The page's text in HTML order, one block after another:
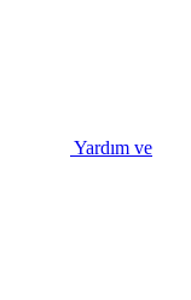
Yardım ve